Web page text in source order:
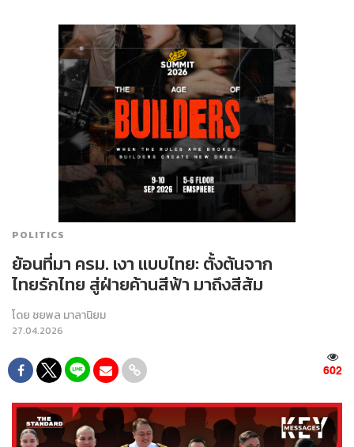
POLITICS
ย้อนที่มา ครม. เงา แบบไทย: ตั้งต้นจาก
ไทยรักไทย สู่ฝ่ายค้านสีฟ้า มาถึงสีส้ม
โดย ชยพล มาลานิยม
27.04.2026
602